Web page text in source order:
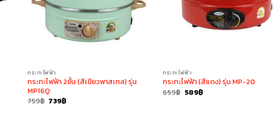
กระทะไฟฟ้า
กระทะไฟฟ้า 2ชั้น (สีเขียวพาสเทล) รุ่น
MP16Q
759฿ Original
price
739฿
กระทะไฟฟ้า
กระทะไฟฟ้า (สีแดง) รุ่น MP-20
659฿ Original
price
589฿Current
price